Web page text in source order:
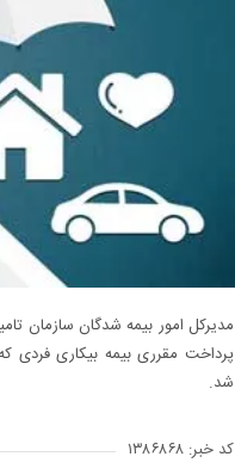
مدیرکل امور بیمه‌ شدگان سازمان
پرداخت مقرری بیمه بیکاری فردی
شد.
کد خبر: ۱۳۸۶۸۶۸